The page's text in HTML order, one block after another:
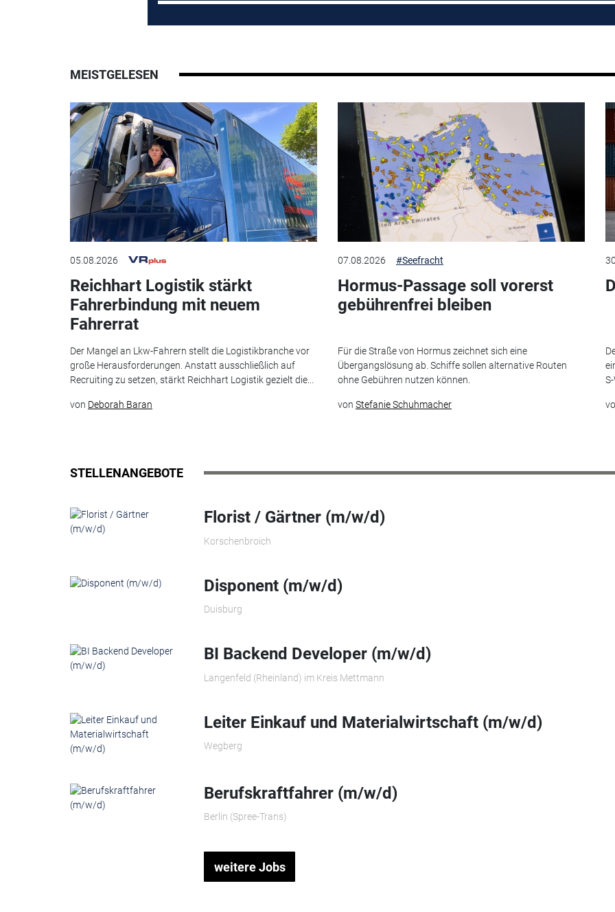
MEISTGELESEN
05.08.2026
Reichhart Logistik stärkt
Fahrerbindung mit neuem
Fahrerrat
Der Mangel an Lkw-Fahrern stellt die Logistikbranche vor
große Herausforderungen. Anstatt ausschließlich auf
Recruiting zu setzen, stärkt Reichhart Logistik gezielt die...
von Deborah Baran
07.08.2026 #Seefracht
Hormus-Passage soll vorerst
gebührenfrei bleiben
Für die Straße von Hormus zeichnet sich eine
Übergangslösung ab. Schiffe sollen alternative Routen
ohne Gebühren nutzen können.
von Stefanie Schuhmacher
STELLENANGEBOTE
Florist / Gärtner (m/w/d)
Korschenbroich
Disponent (m/w/d)
Duisburg
BI Backend Developer (m/w/d)
Langenfeld (Rheinland) im Kreis Mettmann
Leiter Einkauf und Materialwirtschaft (m/w/d)
Wegberg
Berufskraftfahrer (m/w/d)
Berlin (Spree-Trans)
weitere Jobs